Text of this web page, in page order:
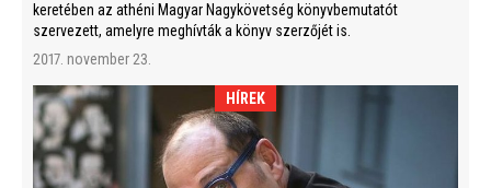
keretében az athéni Magyar Nagykövetség könyvbemutatót
szervezett, amelyre meghívták a könyv szerzőjét is.
2017. november 23.
HÍREK